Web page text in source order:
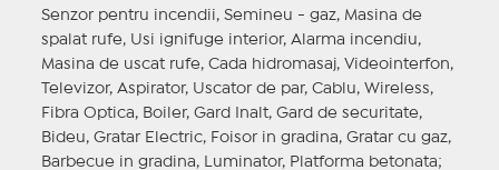
Senzor pentru incendii, Semineu - gaz, Masina de
spalat rufe, Usi ignifuge interior, Alarma incendiu,
Masina de uscat rufe, Cada hidromasaj, Videointerfon,
Televizor, Aspirator, Uscator de par, Cablu, Wireless,
Fibra Optica, Boiler, Gard Inalt, Gard de securitate,
Bideu, Gratar Electric, Foisor in gradina, Gratar cu gaz,
Barbecue in gradina, Luminator, Platforma betonata;